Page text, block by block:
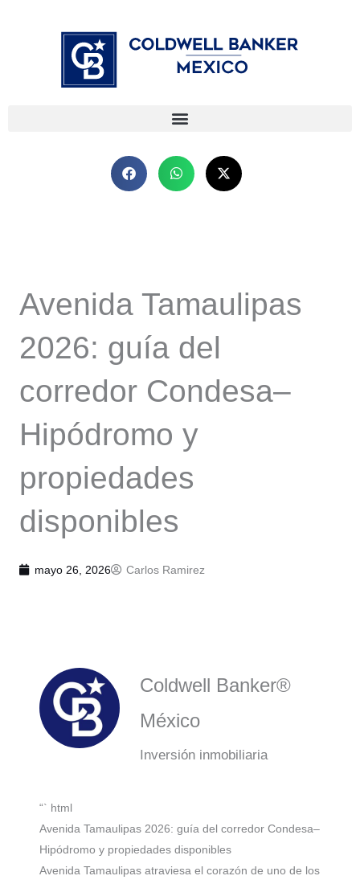
Avenida Tamaulipas
2026: guía del
corredor Condesa–
Hipódromo y
propiedades
disponibles
mayo 26, 2026 Carlos Ramirez
Coldwell Banker®
México
Inversión inmobiliaria
“` html
Avenida Tamaulipas 2026: guía del corredor Condesa–
Hipódromo y propiedades disponibles
Avenida Tamaulipas atraviesa el corazón de uno de los